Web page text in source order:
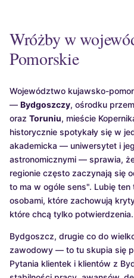
Wróżby w
Pomorskie
Województwo kujawsko-
— Bydgoszczy, ośrodku
oraz Toruniu, mieście
historycznie spotykały się w
akademicka — uniwersytet i
astronomicznymi — sprawia,
regionie często zaczynają się
to ma w ogóle sens". Lubię
osobami, które zachowują
które chcą tylko potwierdzenia.
Bydgoszcz, drugie co do
zawodowy — to tu skupia się
Pytania klientek i klientów z